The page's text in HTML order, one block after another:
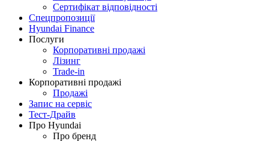
Сертифікат відповідності
Спецпропозиції
Hyundai Finance
Послуги
Корпоративні продажі
Лізинг
Trade-in
Корпоративні продажі
Продажі
Запис на сервіс
Тест-Драйв
Про Hyundai
Про бренд